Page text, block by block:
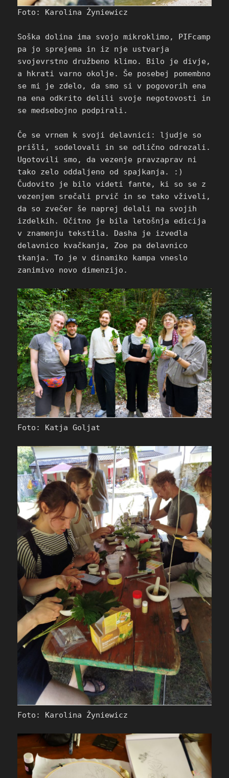
Foto: Karolina Żyniewicz
Soška dolina ima svojo mikroklimo, PIFcamp
pa jo sprejema in iz nje ustvarja
svojevrstno družbeno klimo. Bilo je divje,
a hkrati varno okolje. Še posebej pomembno
se mi je zdelo, da smo si v pogovorih ena
na ena odkrito delili svoje negotovosti in
se medsebojno podpirali.
Če se vrnem k svoji delavnici: ljudje so
prišli, sodelovali in se odlično odrezali.
Ugotovili smo, da vezenje pravzaprav ni
tako zelo oddaljeno od spajkanja. :)
Čudovito je bilo videti fante, ki so se z
vezenjem srečali prvič in se tako vživeli,
da so zvečer še naprej delali na svojih
izdelkih. Očitno je bila letošnja edicija
v znamenju tekstila. Dasha je izvedla
delavnico kvačkanja, Zoe pa delavnico
tkanja. To je v dinamiko kampa vneslo
zanimivo novo dimenzijo.
Foto: Katja Goljat
Foto: Karolina Żyniewicz